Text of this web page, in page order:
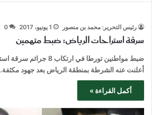
رئيس التحرير: محمد بن منصور 1 يونيو، 2017 0
سرقة استراحات الرياض: ضبط متهمين
ضبط مواطنين تورطا في
أعلنت عنه الشرطة بمنطقة الرياض بعد جهود
أكمل القراءة »